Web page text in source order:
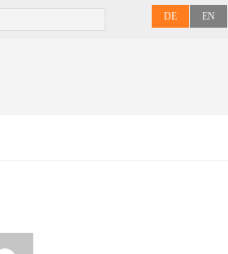
DE EN